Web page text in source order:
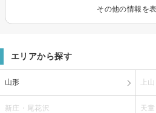
その他の情報を
エリアから探す
山形 上
新庄・尾花沢 天